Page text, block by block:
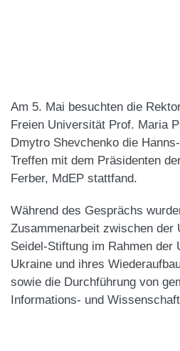
Am 5. Mai besuchten die
Freien Universität Prof. Maria
Dmytro Shevchenko die
Treffen mit dem Präsidenten
Ferber, MdEP stattfand.
Während des Gesprächs
Zusammenarbeit zwischen der
Seidel-Stiftung im Rahmen der
Ukraine und ihres
sowie die Durchführung von
Informations- und